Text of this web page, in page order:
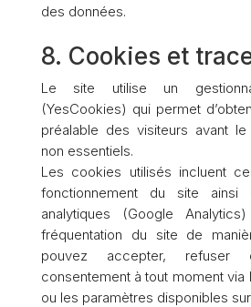
des données.
8. Cookies et
Le site utilise un
(YesCookies) qui permet
préalable des visiteurs avant
non essentiels.
Les cookies utilisés incluent
fonctionnement du site
analytiques (Google
fréquentation du site de
pouvez accepter, refuser
consentement à tout moment
ou les paramètres disponibles